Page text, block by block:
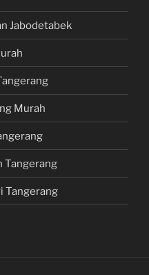
Jabodetabek
Murah
Tangerang
Tangerang